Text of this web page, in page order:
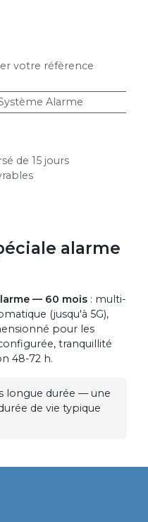
votre réfèrence
Alarme
de 15 jours
alarme
— 60 mois : multi-
(jusqu'à 5G),
pour les
tranquillité
48-72 h.
longue durée — une
de vie typique